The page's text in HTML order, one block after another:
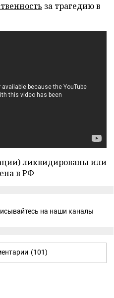
за трагедию в
ликвидированы или
в РФ
на наши каналы
(101)